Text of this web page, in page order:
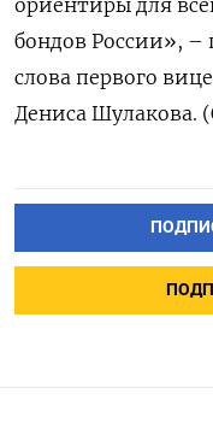
ориентиры для
бондов России», –
слова первого
Дениса Шулакова.